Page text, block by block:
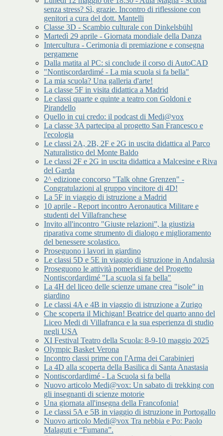
senza stress? Sì, grazie. Incontro di riflessione con
genitori a cura del dott. Mantelli
Classe 3D - Scambio culturale con Dinkelsbühl
Martedì 29 aprile - Giornata mondiale della Danza
Intercultura - Cerimonia di premiazione e consegna
pergamene
Dalla matita al PC: si conclude il corso di AutoCAD
"Nontiscordardimé - La mia scuola si fa bella"
La mia scuola? Una galleria d'arte!
La classe 5F in visita didattica a Madrid
Le classi quarte e quinte a teatro con Goldoni e
Pirandello
Quello in cui credo: il podcast di Medi@vox
La classe 3A partecipa al progetto San Francesco e
l'ecologia
Le classi 2A, 2B, 2F e 2G in uscita didattica al Parco
Naturalistico del Monte Baldo
Le classi 2F e 2G in uscita didattica a Malcesine e Riva
del Garda
2^ edizione concorso "Talk ohne Grenzen" -
Congratulazioni al gruppo vincitore di 4D!
La 5F in viaggio di istruzione a Madrid
10 aprile - Report incontro Aeronautica Militare e
studenti del Villafranchese
Invito all'incontro "Giuste relazioni”, la giustizia
riparativa come strumento di dialogo e miglioramento
del benessere scolastico.
Proseguono i lavori in giardino
Le classi 5D e 5E in viaggio di istruzione in Andalusia
Proseguono le attività pomeridiane del Progetto
Nontiscordardimé "La scuola si fa bella"
La 4H del liceo delle scienze umane crea "isole" in
giardino
Le classi 4A e 4B in viaggio di istruzione a Zurigo
Che scoperta il Michigan! Beatrice del quarto anno del
Liceo Medi di Villafranca e la sua esperienza di studio
negli USA
XI Festival Teatro della Scuola: 8-9-10 maggio 2025
Olympic Basket Verona
Incontro classi prime con l'Arma dei Carabinieri
La 4D alla scoperta della Basilica di Santa Anastasia
Nontiscordardimé - La Scuola si fa bella
Nuovo articolo Medi@vox: Un sabato di trekking con
gli insegnanti di scienze motorie
Una giornata all'insegna della Francofonia!
Le classi 5A e 5B in viaggio di istruzione in Portogallo
Nuovo articolo Medi@vox Tra nebbia e Po: Paolo
Malaguti e “Fumana”.